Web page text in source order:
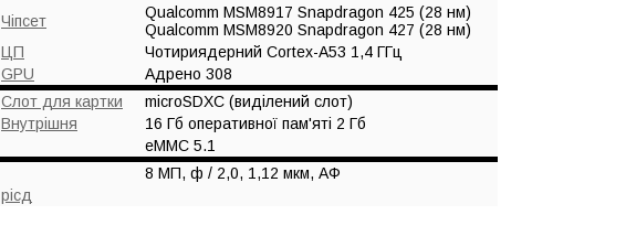
Чіпсет
Qualcomm MSM8917 Snapdragon 425 (28 нм)
Qualcomm MSM8920 Snapdragon 427 (28 нм)
ЦП
Чотириядерний Cortex-A53 1,4 ГГц
GPU
Адрено 308
Слот для картки
microSDXC (виділений слот)
Внутрішня
16 Гб оперативної пам'яті 2 Гб
eMMC 5.1
8 МП, ф / 2,0, 1,12 мкм, АФ
рісд